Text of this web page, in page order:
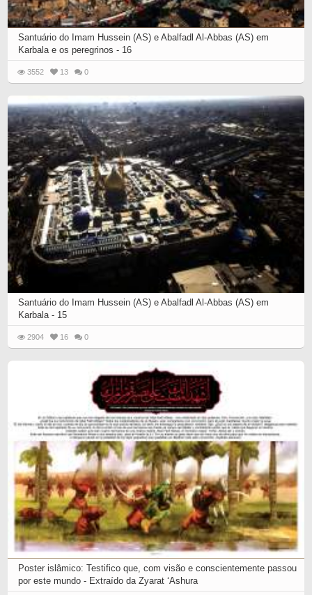
Santuário do Imam Hussein (AS) e Abalfadl Al-Abbas (AS) em
Karbala e os peregrinos - 16
3552 13 0
Santuário do Imam Hussein (AS) e Abalfadl Al-Abbas (AS) em
Karbala - 15
2904 16 0
Poster islâmico: Testifico que, com visão e conscientemente passou
por este mundo - Extraído da Zyarat ‘Ashura